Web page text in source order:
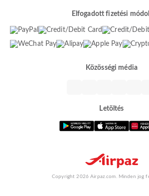
Elfogadott fizetési
Közösségi média
Letöltés
Copyright 2026 Airpaz.com. Minden jog